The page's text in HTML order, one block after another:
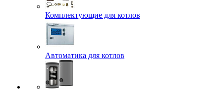
Комплектующие для котлов
Автоматика для котлов